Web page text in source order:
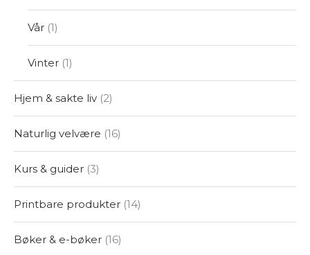
Vår 1
Vinter 1
Hjem & sakte liv 2
Naturlig velvære 16
Kurs & guider 3
Printbare produkter 14
Bøker & e-bøker 16